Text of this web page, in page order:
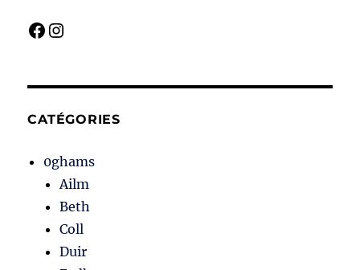
Facebook
Instagram
CATÉGORIES
0ghams
Ailm
Beth
Coll
Duir